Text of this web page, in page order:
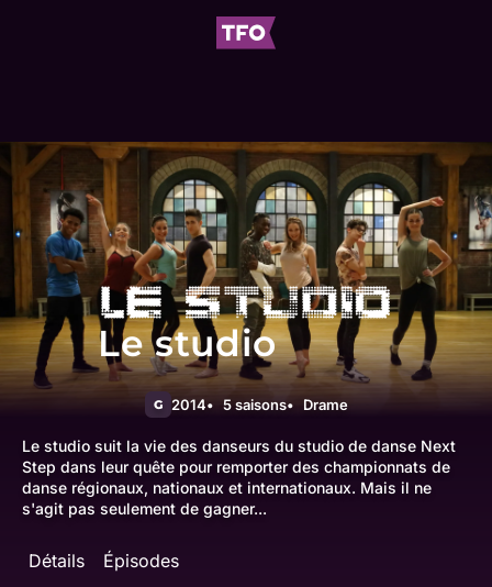
Le studio
G 2014 5 saisons Drame
Le studio suit la vie des danseurs du studio de danse Next
Step dans leur quête pour remporter des championnats de
danse régionaux, nationaux et internationaux. Mais il ne
s'agit pas seulement de gagner...
Détails Épisodes